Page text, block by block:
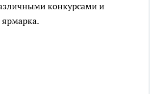
конкурсами и